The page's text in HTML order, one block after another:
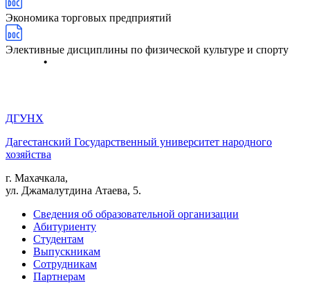
Экономика торговых предприятий
Элективные дисциплины по физической культуре и спорту
ДГУНХ
Дагестанский Государственный университет народного
хозяйства
г. Махачкала,
ул. Джамалутдина Атаева, 5.
Сведения об образовательной организации
Абитуриенту
Студентам
Выпускникам
Сотрудникам
Партнерам